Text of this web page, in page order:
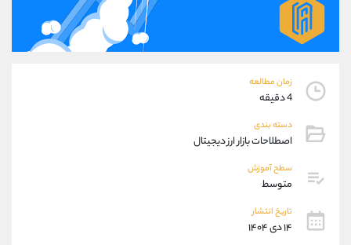
زمان مطالعه
4 دقیقه
دسته بندی
اصطلاحات بازار ارز دیجیتال
سطح آموزش
متوسط
تاریخ انتشار
۱۴ دی ۱۴۰۴
09194198792
واتساپ شروع گفتگو
تلگرام @Armteam_admin_33
پشتیبان فروش
موبایل
اطلاعات تماس